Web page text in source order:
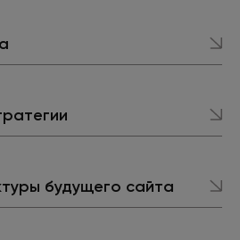
будущего сайта